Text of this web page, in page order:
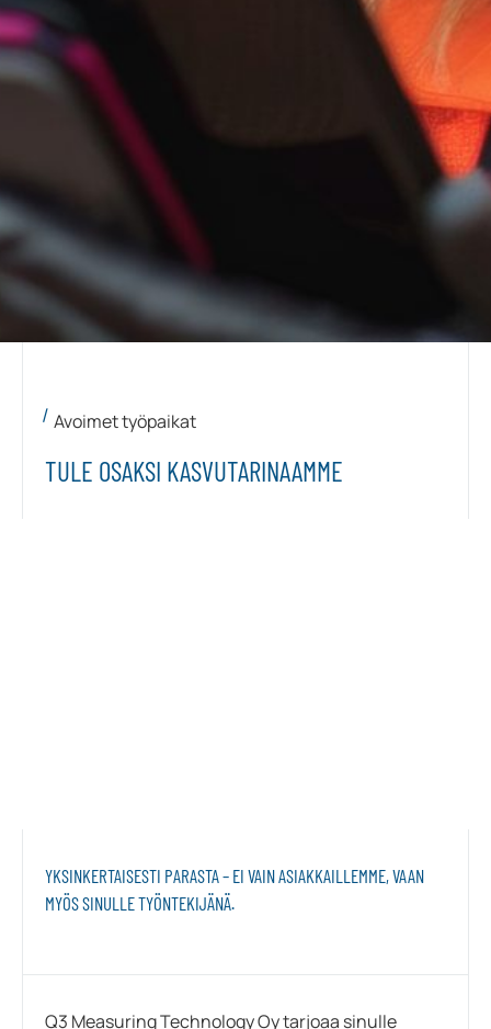
Avoimet työpaikat
TULE OSAKSI KASVUTARINAAMME
YKSINKERTAISESTI PARASTA – EI VAIN ASIAKKAILLEMME, VAAN
MYÖS SINULLE TYÖNTEKIJÄNÄ.
Q3 Measuring Technology Oy tarjoaa sinulle